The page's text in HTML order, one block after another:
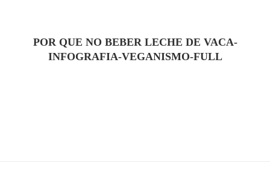
POR QUE NO BEBER LECHE DE VACA-
INFOGRAFIA-VEGANISMO-FULL